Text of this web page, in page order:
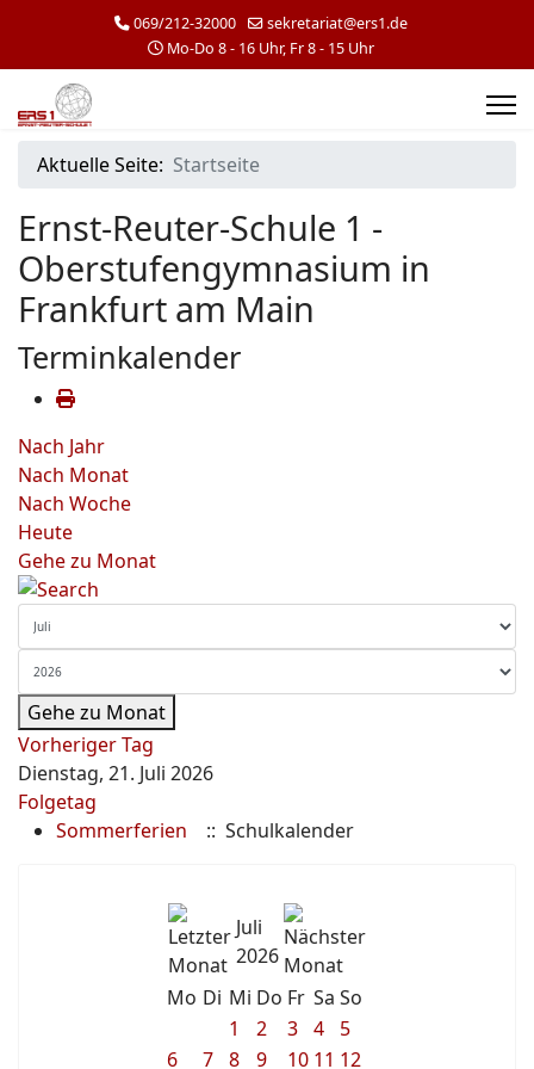
069/212-32000
sekretariat@ers1.de
Mo-Do 8 - 16 Uhr, Fr 8 - 15 Uhr
Aktuelle Seite: Startseite
Ernst-Reuter-Schule 1 -
Oberstufengymnasium in
Frankfurt am Main
Terminkalender
Nach Jahr
Nach Monat
Nach Woche
Heute
Gehe zu Monat
Gehe zu Monat
Vorheriger Tag
Dienstag, 21. Juli 2026
Folgetag
Sommerferien
:: Schulkalender
Juli
2026
Mo Di Mi Do Fr Sa So
1
2 3 4
5
6
7 8 9 10 11 12